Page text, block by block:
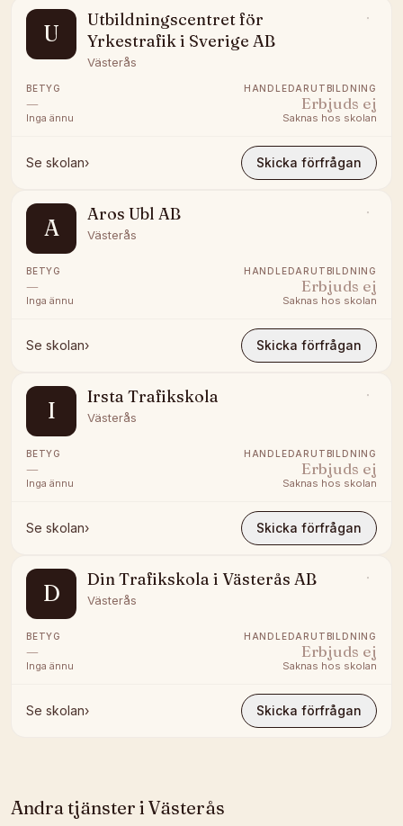
U
Utbildningscentret för
Yrkestrafik i Sverige AB
Västerås
BETYG
—
Inga ännu
HANDLEDARUTBILDNING
Erbjuds ej
Saknas hos skolan
Se skolan› Skicka förfrågan
A
Aros Ubl AB
Västerås
BETYG
—
Inga ännu
HANDLEDARUTBILDNING
Erbjuds ej
Saknas hos skolan
Se skolan› Skicka förfrågan
I
Irsta Trafikskola
Västerås
BETYG
—
Inga ännu
HANDLEDARUTBILDNING
Erbjuds ej
Saknas hos skolan
Se skolan› Skicka förfrågan
D
Din Trafikskola i Västerås AB
Västerås
BETYG
—
Inga ännu
HANDLEDARUTBILDNING
Erbjuds ej
Saknas hos skolan
Se skolan› Skicka förfrågan
Andra tjänster i Västerås